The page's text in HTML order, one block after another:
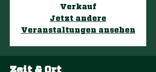
Verkauf
Jetzt andere
Veranstaltungen ansehen